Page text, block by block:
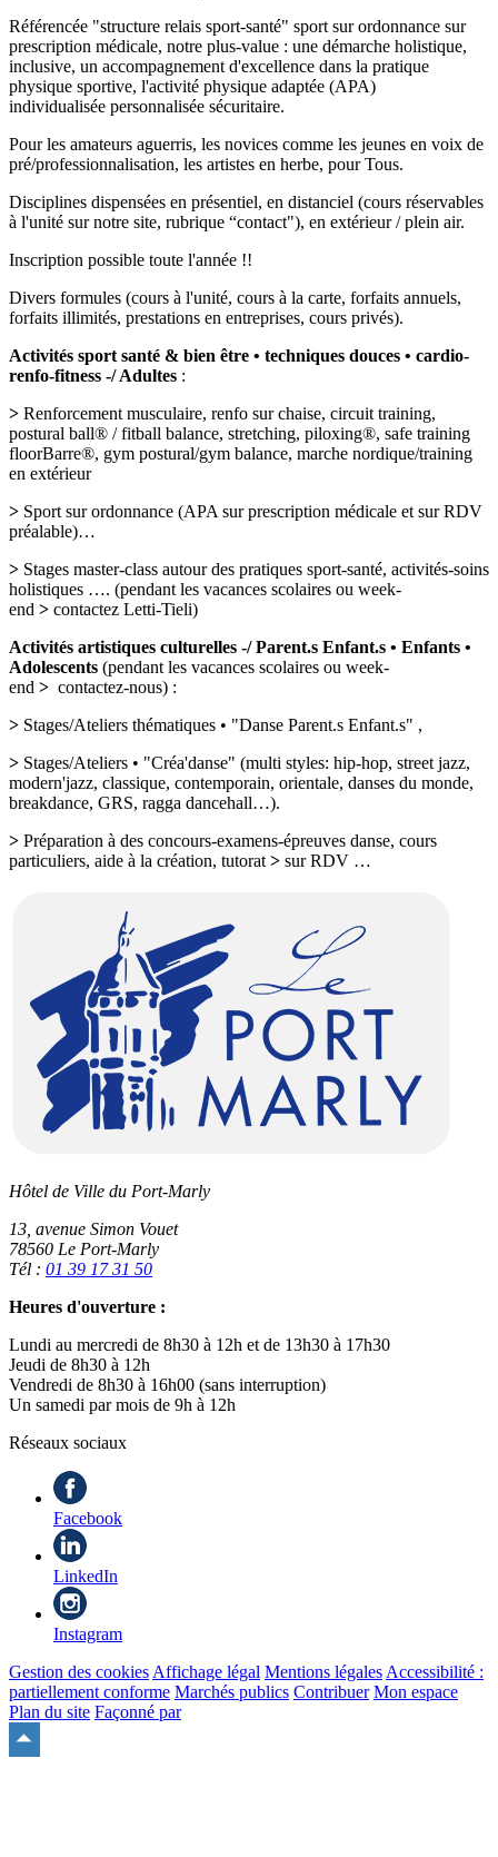
Référencée "structure relais sport-santé" sport sur ordonnance sur
prescription médicale, notre plus-value : une démarche holistique,
inclusive, un accompagnement d'excellence dans la pratique
physique sportive, l'activité physique adaptée (APA)
individualisée personnalisée sécuritaire.
Pour les amateurs aguerris, les novices comme les jeunes en voix de
pré/professionnalisation, les artistes en herbe, pour Tous.
Disciplines dispensées en présentiel, en distanciel (cours réservables
à l'unité sur notre site, rubrique “contact"), en extérieur / plein air.
Inscription possible toute l'année !!
Divers formules (cours à l'unité, cours à la carte, forfaits annuels,
forfaits illimités, prestations en entreprises, cours privés).
Activités sport santé & bien être • techniques douces • cardio-
renfo-fitness -/ Adultes :
> Renforcement musculaire, renfo sur chaise, circuit training,
postural ball® / fitball balance, stretching, piloxing®, safe training
floorBarre®, gym postural/gym balance, marche nordique/training
en extérieur
> Sport sur ordonnance (APA sur prescription médicale et sur RDV
préalable)…
> Stages master-class autour des pratiques sport-santé, activités-soins
holistiques …. (pendant les vacances scolaires ou week-
end > contactez Letti-Tieli)
Activités artistiques culturelles -/ Parent.s Enfant.s • Enfants •
Adolescents (pendant les vacances scolaires ou week-
end > contactez-nous) :
> Stages/Ateliers thématiques • "Danse Parent.s Enfant.s" ,
> Stages/Ateliers • "Créa'danse" (multi styles: hip-hop, street jazz,
modern'jazz, classique, contemporain, orientale, danses du monde,
breakdance, GRS, ragga dancehall…).
> Préparation à des concours-examens-épreuves danse, cours
particuliers, aide à la création, tutorat > sur RDV …
Hôtel de Ville du Port-Marly
13, avenue Simon Vouet
78560 Le Port-Marly
Tél : 01 39 17 31 50
Heures d'ouverture :
Lundi au mercredi de 8h30 à 12h et de 13h30 à 17h30
Jeudi de 8h30 à 12h
Vendredi de 8h30 à 16h00 (sans interruption)
Un samedi par mois de 9h à 12h
Réseaux sociaux
Facebook
LinkedIn
Instagram
Gestion des cookies Affichage légal Mentions légales Accessibilité :
partiellement conforme Marchés publics Contribuer Mon espace
Plan du site Façonné par